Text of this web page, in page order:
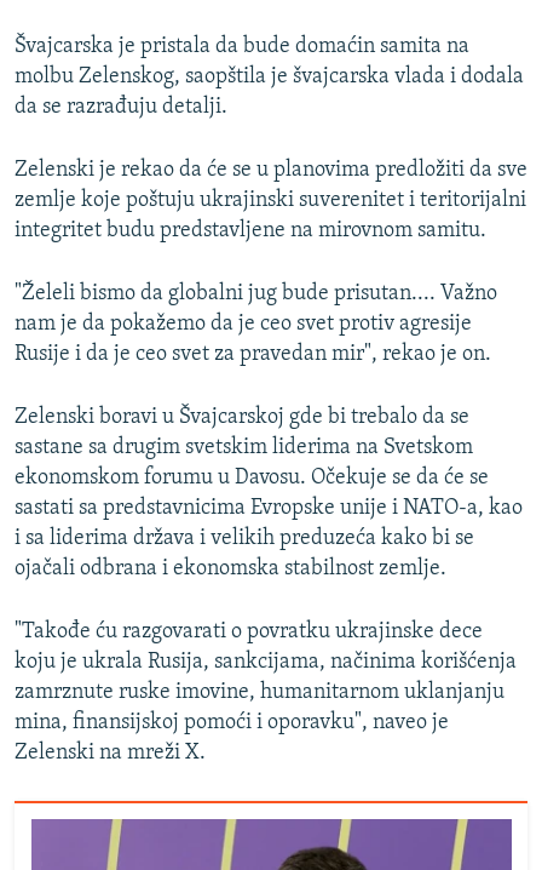
Švajcarska je pristala da bude domaćin samita na
molbu Zelenskog, saopštila je švajcarska vlada i dodala
da se razrađuju detalji.
Zelenski je rekao da će se u planovima predložiti da sve
zemlje koje poštuju ukrajinski suverenitet i teritorijalni
integritet budu predstavljene na mirovnom samitu.
"Želeli bismo da globalni jug bude prisutan.... Važno
nam je da pokažemo da je ceo svet protiv agresije
Rusije i da je ceo svet za pravedan mir", rekao je on.
Zelenski boravi u Švajcarskoj gde bi trebalo da se
sastane sa drugim svetskim liderima na Svetskom
ekonomskom forumu u Davosu. Očekuje se da će se
sastati sa predstavnicima Evropske unije i NATO-a, kao
i sa liderima država i velikih preduzeća kako bi se
ojačali odbrana i ekonomska stabilnost zemlje.
"Takođe ću razgovarati o povratku ukrajinske dece
koju je ukrala Rusija, sankcijama, načinima korišćenja
zamrznute ruske imovine, humanitarnom uklanjanju
mina, finansijskoj pomoći i oporavku", naveo je
Zelenski na mreži X.